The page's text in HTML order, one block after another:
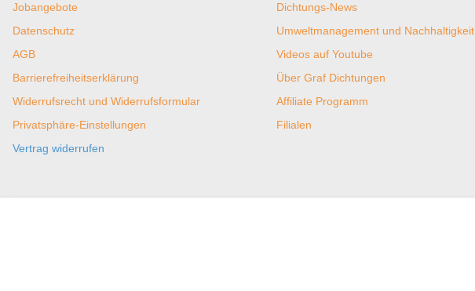
Jobangebote
Datenschutz
AGB
Barrierefreiheitserklärung
Widerrufsrecht und Widerrufsformular
Privatsphäre-Einstellungen
Vertrag widerrufen
Dichtungs-News
Umweltmanagement und Nachhaltigkeit
Videos auf Youtube
Über Graf Dichtungen
Affiliate Programm
Filialen